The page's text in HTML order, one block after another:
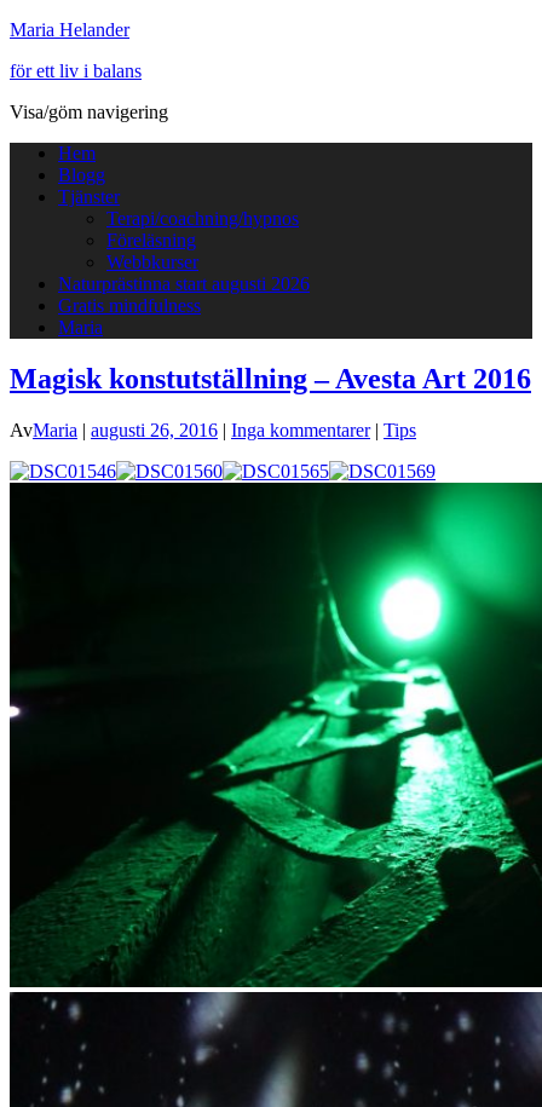
Maria Helander
för ett liv i balans
Visa/göm navigering
Hem
Blogg
Tjänster
Terapi/coachning/hypnos
Föreläsning
Webbkurser
Naturprästinna start augusti 2026
Gratis mindfulness
Maria
Magisk konstutställning – Avesta Art 2016
AvMaria | augusti 26, 2016 | Inga kommentarer| Tips